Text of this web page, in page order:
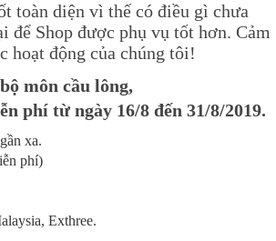
toàn diện vì thế có điều gì chưa
để Shop được phụ vụ tốt hơn. Cảm
hoạt động của chúng tôi!
môn cầu lông,
phí từ ngày 16/8 đến 31/8/2019.
xa.
phí)
Exthree.